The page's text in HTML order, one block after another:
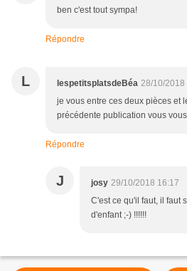
ben c'est tout sympa!
Répondre
L lespetitsplatsdeBéa 28/10/2018
je vous entre ces deux pièces et
précédente publication vous
Répondre
J josy 29/10/2018 16:17
C'est ce qu'il faut, il faut
d'enfant ;-) !!!!!!